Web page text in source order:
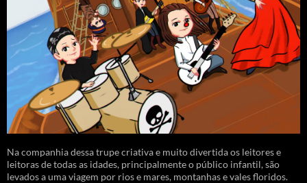
Na companhia dessa trupe criativa e muito divertida os leitores e
leitoras de todas as idades, principalmente o público infantil, são
levados a uma viagem por rios e mares, montanhas e vales floridos.